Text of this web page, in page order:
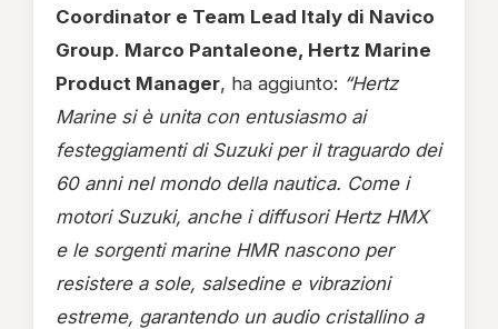
Coordinator e Team Lead Italy di Navico
Group. Marco Pantaleone, Hertz Marine
Product Manager, ha aggiunto: “Hertz
Marine si è unita con entusiasmo ai
festeggiamenti di Suzuki per il traguardo dei
60 anni nel mondo della nautica. Come i
motori Suzuki, anche i diffusori Hertz HMX
e le sorgenti marine HMR nascono per
resistere a sole, salsedine e vibrazioni
estreme, garantendo un audio cristallino a